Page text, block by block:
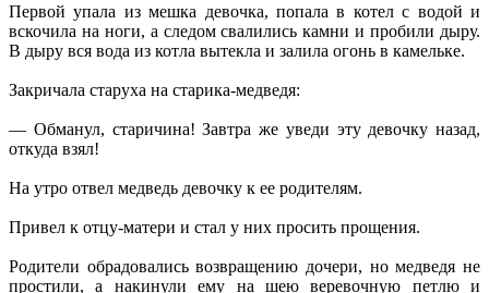
Первой упала из мешка девочка, попала в котел с водой и
вскочила на ноги, а следом свалились камни и пробили дыру.
В дыру вся вода из котла вытекла и залила огонь в камельке.
Закричала старуха на старика-медведя:
— Обманул, старичина! Завтра же уведи эту девочку назад,
откуда взял!
На утро отвел медведь девочку к ее родителям.
Привел к отцу-матери и стал у них просить прощения.
Родители обрадовались возвращению дочери, но медведя не
простили, а накинули ему на шею веревочную петлю и